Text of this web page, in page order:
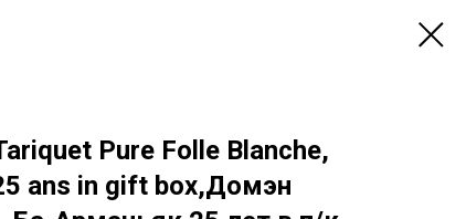
Pure Folle Blanche,
ans in gift box,Домэн